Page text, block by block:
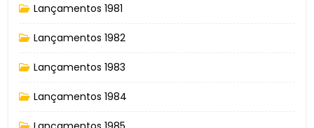
Lançamentos 1981
Lançamentos 1982
Lançamentos 1983
Lançamentos 1984